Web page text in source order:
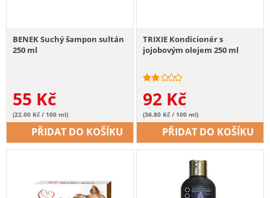
BENEK Suchý šampon sultán
250 ml
55 Kč
(22.00 Kč / 100 ml)
PŘIDAT DO KOŠÍKU
TRIXIE Kondicionér s
jojobovým olejem 250 ml
92 Kč
(36.80 Kč / 100 ml)
PŘIDAT DO KOŠÍKU